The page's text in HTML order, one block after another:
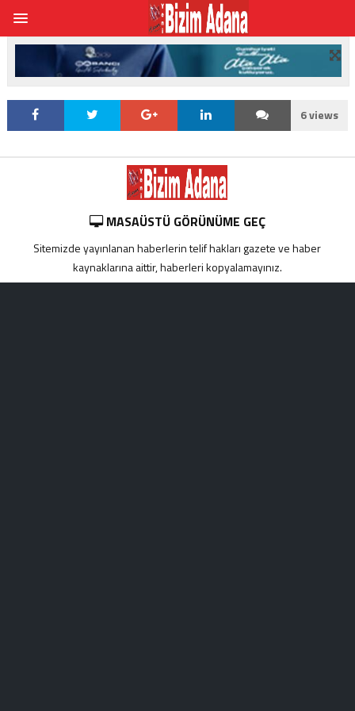
6 views
MASAÜSTÜ GÖRÜNÜME GEÇ
Sitemizde yayınlanan haberlerin telif hakları gazete ve haber
kaynaklarına aittir, haberleri kopyalamayınız.